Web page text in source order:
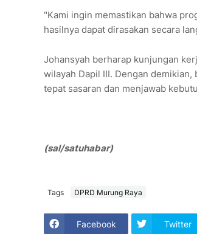
"Kami ingin memastikan bahwa
hasilnya dapat dirasakan secara
Johansyah berharap kunjungan
wilayah Dapil III. Dengan
tepat sasaran dan menjawab
(sal/satuhabar)
Tags DPRD Murung Raya
Facebook Twitter